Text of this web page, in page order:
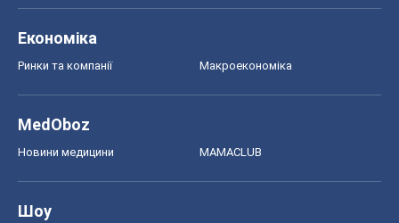
Економіка
Ринки та компанії Макроекономіка
MedOboz
Новини медицини MAMACLUB
Шоу